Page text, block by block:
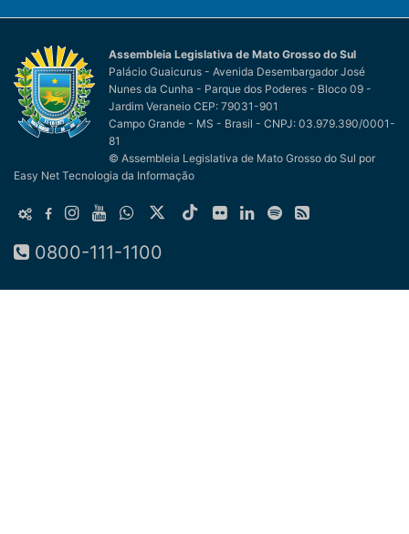
Assembleia Legislativa de Mato Grosso do Sul
Palácio Guaicurus - Avenida Desembargador José
Nunes da Cunha - Parque dos Poderes - Bloco 09 -
Jardim Veraneio CEP: 79031-901
Campo Grande - MS - Brasil - CNPJ: 03.979.390/0001-
81
© Assembleia Legislativa de Mato Grosso do Sul por
Easy Net Tecnologia da Informação
0800-111-1100